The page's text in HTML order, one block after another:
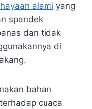
alami yang
spandek
dan tidak
di
bahan
cuaca